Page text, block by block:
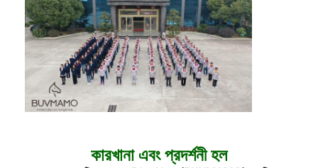
কারখানা এবং প্রদর্শনী হল